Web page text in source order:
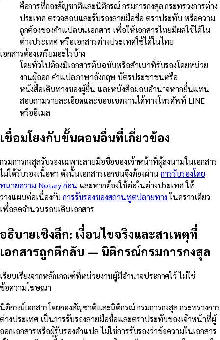
คือการที่กองสัญชาติและนิติกรณ์ กรมการกงสุล กระทรวงการต่าง
ประเทศ ตรวจสอบและรับรองลายมือชื่อ ตราประทับ หรือความ
ถูกต้องของคำแปลบนเอกสาร เพื่อให้เอกสารไทยมีผลใช้ได้ใน
ต่างประเทศ หรือเอกสารต่างประเทศใช้ได้ในไทย
เอกสารต้องเตรียมอะไรบ้าง
โดยทั่วไปต้องมีเอกสารต้นฉบับหรือสำเนาที่รับรองโดยหน่วย
งานผู้ออก คำแปลภาษาอังกฤษ บัตรประชาชนหรือ
หนังสือเดินทางของผู้ยื่น และหนังสือมอบอำนาจหากยื่นแทน
สอบถามรายละเอียดและขอบเขตงานได้ทางโทรศัพท์ LINE
หรืออีเมล
เชื่อมโยงกับขั้นตอนอื่นที่เกี่ยวข้อง
กรมการกงสุลรับรองเฉพาะลายมือชื่อของเจ้าหน้าที่ผู้ลงนามในเอกสาร
ไม่ได้รับรองเนื้อหา ดังนั้นเอกสารเอกชนจึงต้องผ่าน การรับรองโดย
ทนายความ Notary ก่อน และหากต้องใช้ต่อในต่างประเทศ ให้
วางแผนต่อเนื่องกับ การรับรองของสถานทูตปลายทางในคราวเดียว
เพื่อลดจำนวนรอบเดินเอกสาร
อธิบายเชิงลึก: เงื่อนไขจริงและสาเหตุที่
เอกสารถูกตีกลับ — นิติกรณ์กรมการกงสุล
เรียบเรียงจากหลักเกณฑ์ที่หน่วยงานผู้มีอำนาจประกาศไว้ ไม่ใช่
ข้อความโฆษณา
นิติกรณ์เอกสารโดยกองสัญชาติและนิติกรณ์ กรมการกงสุล กระทรวงการ
ต่างประเทศ เป็นการรับรองลายมือชื่อและตราประทับของเจ้าหน้าที่ผู้
ออกเอกสารหรือผู้รับรองคำแปล ไม่ใช่การรับรองว่าข้อความในเอกสาร